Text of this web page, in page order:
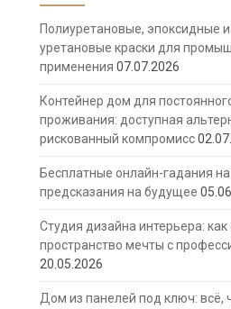
Полиуретановые, эпоксидные
уретановые краски для
применения 07.07.2026
Контейнер дом для
проживания: доступная
рискованный компромисс
Бесплатные онлайн-гадания на
предсказания на будущее
Студия дизайна интерьера: как
пространство мечты с
20.05.2026
Дом из панелей под ключ: всё,